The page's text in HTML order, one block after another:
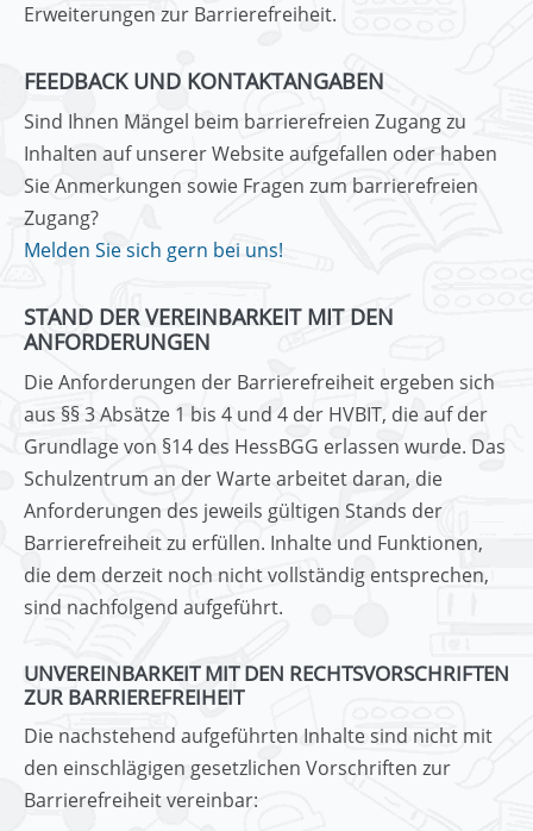
Erweiterungen zur Barrierefreiheit.
FEEDBACK UND KONTAKTANGABEN
Sind Ihnen Mängel beim barrierefreien Zugang zu
Inhalten auf unserer Website aufgefallen oder haben
Sie Anmerkungen sowie Fragen zum barrierefreien
Zugang?
Melden Sie sich gern bei uns!
STAND DER VEREINBARKEIT MIT DEN
ANFORDERUNGEN
Die Anforderungen der Barrierefreiheit ergeben sich
aus §§ 3 Absätze 1 bis 4 und 4 der HVBIT, die auf der
Grundlage von §14 des HessBGG erlassen wurde. Das
Schulzentrum an der Warte arbeitet daran, die
Anforderungen des jeweils gültigen Stands der
Barrierefreiheit zu erfüllen. Inhalte und Funktionen,
die dem derzeit noch nicht vollständig entsprechen,
sind nachfolgend aufgeführt.
UNVEREINBARKEIT MIT DEN RECHTSVORSCHRIFTEN
ZUR BARRIEREFREIHEIT
Die nachstehend aufgeführten Inhalte sind nicht mit
den einschlägigen gesetzlichen Vorschriften zur
Barrierefreiheit vereinbar: